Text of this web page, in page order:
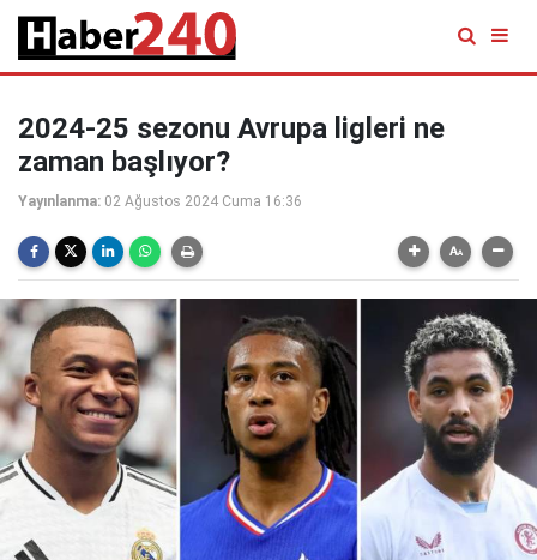
2024-25 sezonu Avrupa ligleri ne
zaman başlıyor?
Yayınlanma: 02 Ağustos 2024 Cuma 16:36